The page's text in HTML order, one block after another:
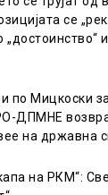
се
„достоинство“
по Мицкоски
ДПМНЕ
на државна
на РКМ“: